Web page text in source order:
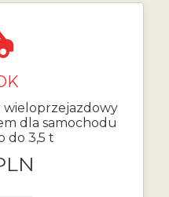
wieloprzejazdowy
dla samochodu
do 3,5 t